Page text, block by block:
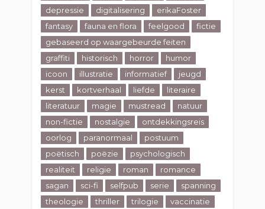
depressie
digitalisering
erikaFoster
fantasy
fauna en flora feelgood
fictie
gebaseerd op waargebeurde feiten
graffiti
historisch horror
humor
icoon
illustratie informatief
jeugd
kerst
kortverhaal liefde
literaire
literatuur
magie mustread
natuur
non-fictie
nostalgie
ontdekkingsreis
oorlog
paranormaal
postuum
poëtisch
poëzie
psychologisch
realiteit
religie roman
romance
sagan
sci-fi selfpub serie
spanning
theologie
thriller trilogie
vaccinatie